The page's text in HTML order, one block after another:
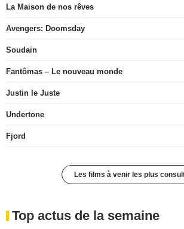
La Maison de nos rêves
Avengers: Doomsday
Soudain
Fantômas – Le nouveau monde
Justin le Juste
Undertone
Fjord
Les films à venir les plus
Top actus de la semaine